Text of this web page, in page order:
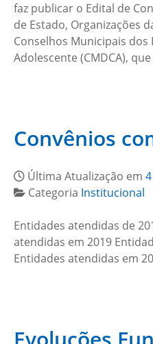
faz publicar o Edital de
de Estado, Organizações
Conselhos Municipais
Adolescente (CMDCA),
Convênios
Última Atualização em
Categoria Institucional
Entidades atendidas de
atendidas em 2019
Entidades atendidas em